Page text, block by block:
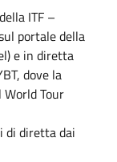
ITF –
portale della
e in diretta
dove la
Tour
di diretta dai